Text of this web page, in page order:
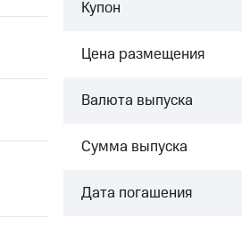
Купон
Цена размещения
Валюта выпуска
Сумма выпуска
Дата погашения